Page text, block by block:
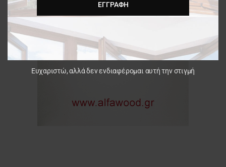
ΕΓΓΡΑΦΉ
Ευχαριστώ, αλλά δεν ενδιαφέρομαι αυτή την στιγμή